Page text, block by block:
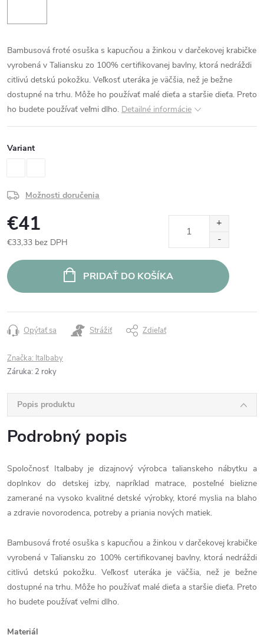
Bambusová froté osuška s kapucňou a žinkou v darčekovej krabičke
vyrobená v Taliansku zo 100% certifikovanej bavlny, ktorá nedráždi
citlivú detskú pokožku. Veľkosť uteráka je väčšia, než je bežne
dostupné na trhu. Môže ho používať malé dieťa a staršie dieťa. Preto
ho budete používať veľmi dlho. Detailné informácie
Variant
Možnosti doručenia
€41
€33,33 bez DPH
cena:
PRIDAŤ DO KOŠÍKA
Opýtať sa Strážiť Zdieľať
Značka: Italbaby
Záruka: 2 roky
Popis produktu
Podrobný popis
Spoločnosť Italbaby je dizajnový výrobca talianskeho nábytku a
doplnkov do detskej izby, napríklad matrace, posteľné bielizne
zamerané na vysoko kvalitné detské výrobky, ktoré myslia na blaho
a zdravie novorodenca, potreby a priania nových matiek.
Bambusová froté osuška s kapucňou a žinkou v darčekovej krabičke
vyrobená v Taliansku zo 100% certifikovanej bavlny, ktorá nedráždi
citlivú detskú pokožku. Veľkosť uteráka je väčšia, než je bežne
dostupné na trhu. Môže ho používať malé dieťa a staršie dieťa. Preto
ho budete používať veľmi dlho.
Materiál